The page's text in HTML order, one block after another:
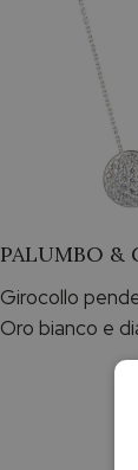
PALUMBO &
Girocollo
Oro bianco e